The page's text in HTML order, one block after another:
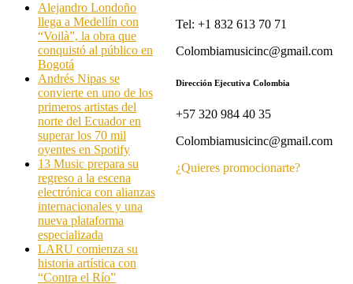
Alejandro Londoño
llega a Medellín con
“Voilà”, la obra que
conquistó al público en
Bogotá
Andrés Nipas se
convierte en uno de los
primeros artistas del
norte del Ecuador en
superar los 70 mil
oyentes en Spotify
13 Music prepara su
regreso a la escena
electrónica con alianzas
internacionales y una
nueva plataforma
especializada
LARU comienza su
historia artística con
“Contra el Río”
Tel: +1 832 613 70 71
Colombiamusicinc@gmail.com
Dirección Ejecutiva Colombia
+57 320 984 40 35
Colombiamusicinc@gmail.com
¿Quieres promocionarte?